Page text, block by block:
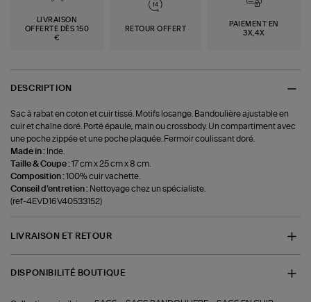
LIVRAISON
OFFERTE DÈS 150
€
RETOUR OFFERT
PAIEMENT EN
3X,4X
DESCRIPTION
Sac à rabat en coton et cuir tissé. Motifs losange. Bandoulière ajustable en
cuir et chaîne doré. Porté épaule, main ou crossbody. Un compartiment avec
une poche zippée et une poche plaquée. Fermoir coulissant doré.
Made in : Inde.
Taille & Coupe :17 cm x 25 cm x 8 cm.
Composition :100% cuir vachette.
Conseil d'entretien : Nettoyage chez un spécialiste.
(ref-4EVD16V40533152)
LIVRAISON ET RETOUR
DISPONIBILITÉ BOUTIQUE